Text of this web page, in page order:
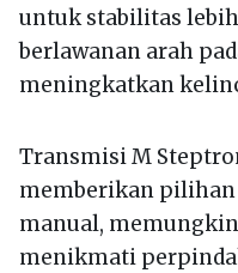
untuk stabilitas
berlawanan arah
meningkatkan
Transmisi M
memberikan pilihan
manual,
menikmati